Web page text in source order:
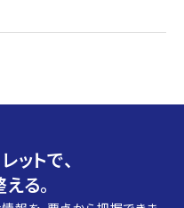
ットで、
る。